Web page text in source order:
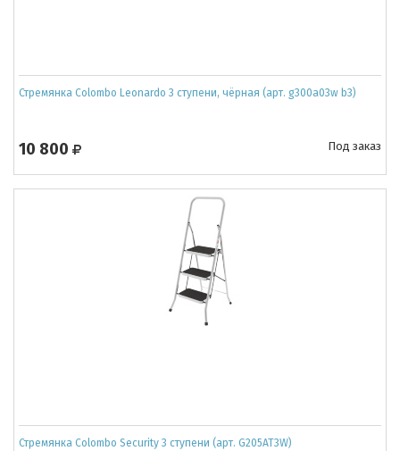
Стремянка Colombo Leonardo 3 ступени, чёрная (арт. g300a03w b3)
10 800 Под заказ
Стремянка Colombo Security 3 ступени (арт. G205AT3W)